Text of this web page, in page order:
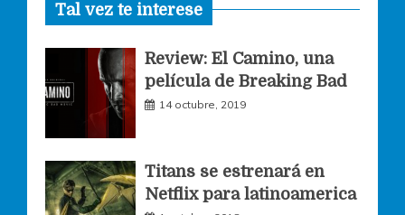
c
e
b
o
s
t
a
g
i
t
t
Tal vez te interese
Review: El Camino, una
película de Breaking Bad
14 octubre, 2019
Titans se estrenará en
Netflix para latinoamerica